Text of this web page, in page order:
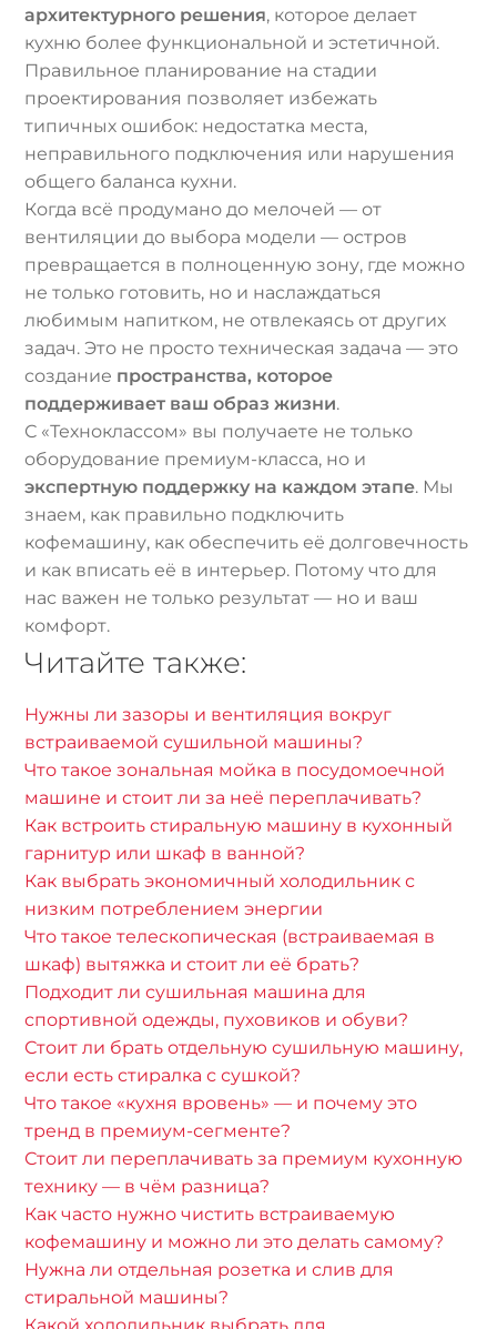
архитектурного решения, которое делает
кухню более функциональной и эстетичной.
Правильное планирование на стадии
проектирования позволяет избежать
типичных ошибок: недостатка места,
неправильного подключения или нарушения
общего баланса кухни.
Когда всё продумано до мелочей — от
вентиляции до выбора модели — остров
превращается в полноценную зону, где можно
не только готовить, но и наслаждаться
любимым напитком, не отвлекаясь от других
задач. Это не просто техническая задача — это
создание пространства, которое
поддерживает ваш образ жизни.
С «Техноклассом» вы получаете не только
оборудование премиум-класса, но и
экспертную поддержку на каждом этапе. Мы
знаем, как правильно подключить
кофемашину, как обеспечить её долговечность
и как вписать её в интерьер. Потому что для
нас важен не только результат — но и ваш
комфорт.
Читайте также:
Нужны ли зазоры и вентиляция вокруг
встраиваемой сушильной машины?
Что такое зональная мойка в посудомоечной
машине и стоит ли за неё переплачивать?
Как встроить стиральную машину в кухонный
гарнитур или шкаф в ванной?
Как выбрать экономичный холодильник с
низким потреблением энергии
Что такое телескопическая (встраиваемая в
шкаф) вытяжка и стоит ли её брать?
Подходит ли сушильная машина для
спортивной одежды, пуховиков и обуви?
Стоит ли брать отдельную сушильную машину,
если есть стиралка с сушкой?
Что такое «кухня вровень» — и почему это
тренд в премиум-сегменте?
Стоит ли переплачивать за премиум кухонную
технику — в чём разница?
Как часто нужно чистить встраиваемую
кофемашину и можно ли это делать самому?
Нужна ли отдельная розетка и слив для
стиральной машины?